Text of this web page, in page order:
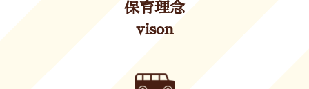
保育理念
vison